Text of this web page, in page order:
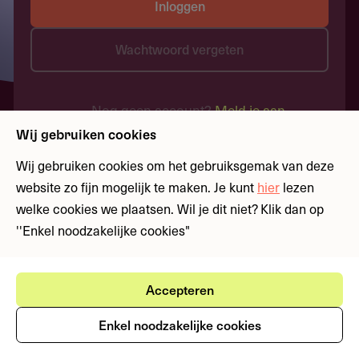
Inloggen
Wachtwoord vergeten
Nog geen account?Meld je aan
Wij gebruiken cookies
Wij gebruiken cookies om het gebruiksgemak van deze
website zo fijn mogelijk te maken. Je kunt hier lezen
welke cookies we plaatsen. Wil je dit niet? Klik dan op
''Enkel noodzakelijke cookies"
Accepteren
Enkel noodzakelijke cookies